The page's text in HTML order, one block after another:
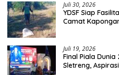
Juli 30, 2026
YDSF Siap
Camat
Juli 19, 2026
Final Piala
Sletreng,